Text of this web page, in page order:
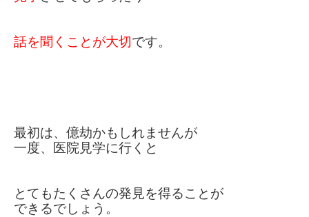
話を聞くことが大切です。
最初は、億劫かもしれませんが
一度、医院見学に行くと
とてもたくさんの発見を得ることが
できるでしょう。